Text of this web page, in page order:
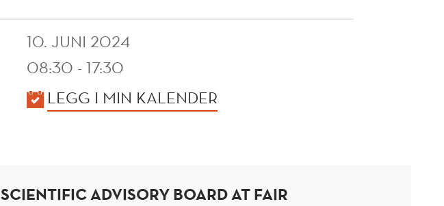
10. JUNI 2024
08:30 - 17:30
LEGG I MIN KALENDER
SCIENTIFIC ADVISORY BOARD AT FAIR